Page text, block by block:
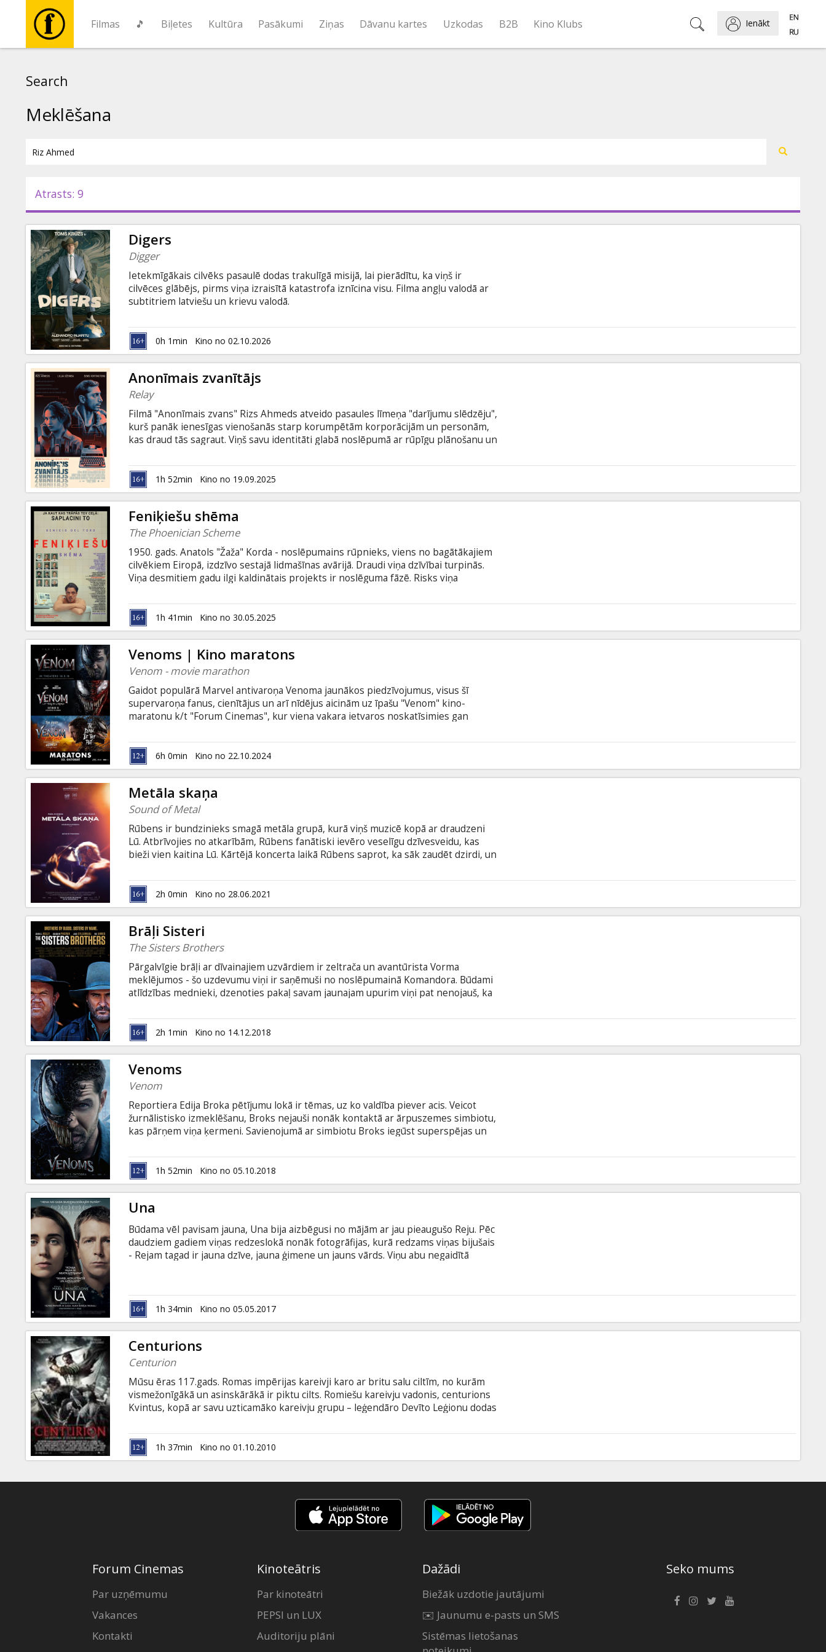
Filmas 🎵 Biļetes Kultūra Pasākumi Ziņas Dāvanu kartes Uzkodas B2B Kino Klubs Ienākt
Pasākumi
Ziņas
Dāvanu
kartes
Uzkodas
B2B
Kino
Klubs
Search
Meklēšana
Atrasts: 9
Digers
Digger
Ietekmīgākais cilvēks pasaulē dodas trakulīgā misijā, lai pierādītu, ka viņš ir
cilvēces glābējs, pirms viņa izraisītā katastrofa iznīcina visu. Filma angļu valodā ar
subtitriem latviešu un krievu valodā.
0h 1min Kino no 02.10.2026
Anonīmais zvanītājs
Relay
Filmā "Anonīmais zvans" Rizs Ahmeds atveido pasaules līmeņa "darījumu slēdzēju",
kurš panāk ienesīgas vienošanās starp korumpētām korporācijām un personām,
kas draud tās sagraut. Viņš savu identitāti glabā noslēpumā ar rūpīgu plānošanu un
potenciālas klientes (Lilija Džeimsa), kurai vajadzīga viņa aizsardzība, lai tikai
paliktu dzīva, noteikumi strauji sāk mainīties. Filma angļu valodā ar subtitriem
latviešu un krievu valodā.
1h 52min Kino no 19.09.2025
Feniķiešu shēma
The Phoenician Scheme
1950. gads. Anatols "Žaža" Korda - noslēpumains rūpnieks, viens no bagātākajiem
cilvēkiem Eiropā, izdzīvo sestajā lidmašīnas avārijā. Draudi viņa dzīvībai turpinās.
Viņa desmitiem gadu ilgi kaldinātais projekts ir noslēguma fāzē. Risks viņa
sagatavotu savu pēcteci: divdesmit gadus veco atsvešināto meitu Līzlu (pašlaik
mūķeni). Režisora Vesa Andersona jaunā kinolente ir tumšs izspiegošanas stāsts.
Filma angļu valodā ar subtitriem latviešu un krievu valodā.
1h 41min Kino no 30.05.2025
Venoms | Kino maratons
Venom - movie marathon
Gaidot populārā Marvel antivaroņa Venoma jaunākos piedzīvojumus, visus šī
supervaroņa fanus, cienītājus un arī nīdējus aicinām uz īpašu "Venom" kino-
maratonu k/t "Forum Cinemas", kur viena vakara ietvaros noskatīsimies gan
daļu. Un tas viss par vienu īpašu biļetes cenu un k/t PEPSI auditorijā - uz LIELĀKĀ
ekrāna Baltijā! Pirms trešās filmas jūs gaida arī īpaša "Venom" FANU VIKTORĪNA ar
vērtīgām balvām un īsta komiksfilmu fanu atmosfēra! Tiekamies jau 22. oktobra
vakarā un esam gatavi garākai naktij!
6h 0min Kino no 22.10.2024
Metāla skaņa
Sound of Metal
Rūbens ir bundzinieks smagā metāla grupā, kurā viņš muzicē kopā ar draudzeni
Lū. Atbrīvojies no atkarībām, Rūbens fanātiski ievēro veselīgu dzīvesveidu, kas
bieži vien kaitina Lū. Kārtējā koncerta laikā Rūbens saprot, ka sāk zaudēt dzirdi, un
viņš dodas uz īpašu komūnu, kurā mīt cilvēki ar dzirdes traucējumiem. Filma angļu
valodā ar subtitriem latviešu un krievu valodā.
2h 0min Kino no 28.06.2021
Brāļi Sisteri
The Sisters Brothers
Pārgalvīgie brāļi ar dīvainajiem uzvārdiem ir zeltrača un avantūrista Vorma
meklējumos - šo uzdevumu viņi ir saņēmuši no noslēpumainā Komandora. Būdami
atlīdzības mednieki, dzenoties pakaļ savam jaunajam upurim viņi pat nenojauš, ka
asu prātu un prasmi rīkoties ar ieroci. Filma angļu valodā ar subtitriem latviešu un
krievu valodā.
2h 1min Kino no 14.12.2018
Venoms
Venom
Reportiera Edija Broka pētījumu lokā ir tēmas, uz ko valdība piever acis. Veicot
žurnālistisko izmeklēšanu, Broks nejauši nonāk kontaktā ar ārpuszemes simbiotu,
kas pārņem viņa ķermeni. Savienojumā ar simbiotu Broks iegūst superspējas un
un krievu valodā. Seansi 2D un 3D formātā.
1h 52min Kino no 05.10.2018
Una
Būdama vēl pavisam jauna, Una bija aizbēgusi no mājām ar jau pieaugušo Reju. Pēc
daudziem gadiem viņas redzeslokā nonāk fotogrāfijas, kurā redzams viņas bijušais
- Rejam tagad ir jauna dzīve, jauna ģimene un jauns vārds. Viņu abu negaidītā
dzīves. Filma angļu valodā ar subtitriem latviešu un krievu valodā.
1h 34min Kino no 05.05.2017
Centurions
Centurion
Mūsu ēras 117.gads. Romas impērijas kareivji karo ar britu salu ciltīm, no kurām
vismežonīgākā un asinskārākā ir piktu cilts. Romiešu kareivju vadonis, centurions
Kvintus, kopā ar savu uzticamāko kareivju grupu – leģendāro Devīto Leģionu dodas
ik uz soļa izvēršas izmisīgā cīņā par izdzīvošanu, jo viņam pretī stājas skaistā, taču
nežēlīgā piktu karotāja Etaina ar saviem pulkiem. Galvenajās lomās BĒDĪGI
SLAVENO MĒRGĻU zvaigzne Maikls Fasbenders un „Bonda meitene” Olga
1h 37min Kino no 01.10.2010
Forum Cinemas
Par uzņēmumu
Vakances
Kontakti
Kinoteātris
Par kinoteātri
PEPSI un LUX
Auditoriju plāni
Dažādi
Biežāk uzdotie jautājumi
✉️ Jaunumu e-pasts un SMS
Sistēmas lietošanas
Seko mums